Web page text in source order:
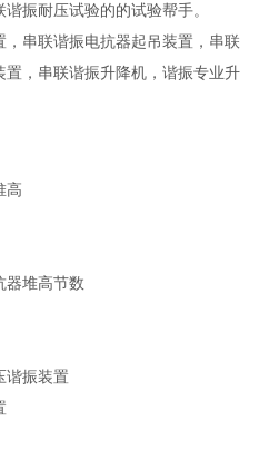
振耐压试验的的试验帮手。
串联谐振电抗器起吊装置，串联
，串联谐振升降机，谐振专业升
高
器堆高节数
谐振装置